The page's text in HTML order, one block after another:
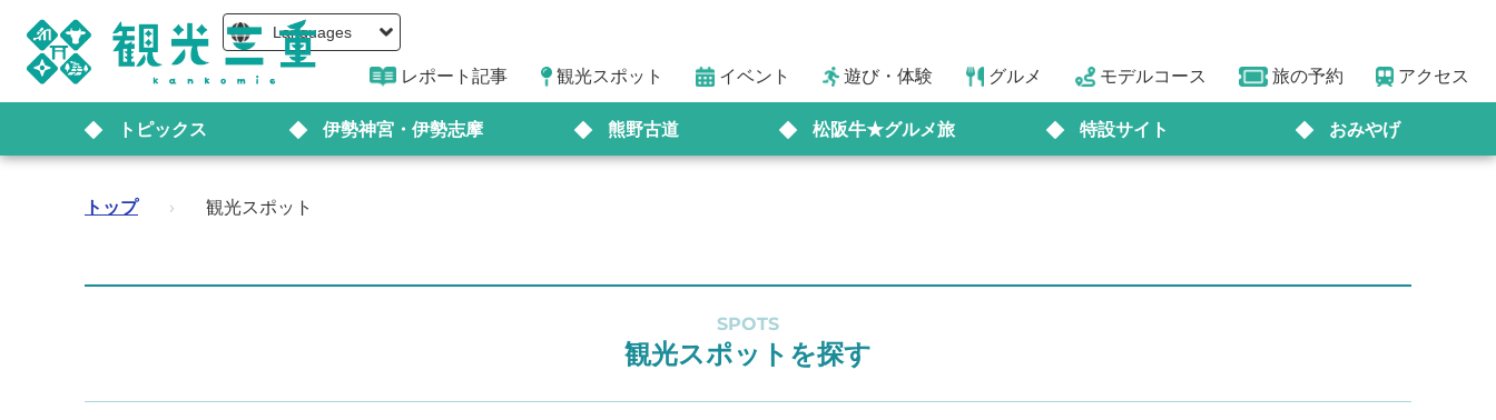
Languages
レポート記事 観光スポット イベント 遊び・体験 グルメ モデルコース 旅の予約 アクセス
トピックス 伊勢神宮・伊勢志摩 熊野古道 松阪牛★グルメ旅 特設サイト おみやげ
トップ › 観光スポット
SPOTS
観光スポットを探す